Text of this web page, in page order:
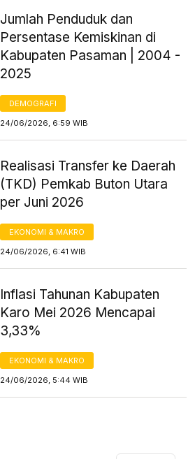
Jumlah Penduduk dan
Persentase Kemiskinan di
Kabupaten Pasaman | 2004 -
2025
DEMOGRAFI
24/06/2026, 6:59 WIB
Realisasi Transfer ke Daerah
(TKD) Pemkab Buton Utara
per Juni 2026
EKONOMI & MAKRO
24/06/2026, 6:41 WIB
Inflasi Tahunan Kabupaten
Karo Mei 2026 Mencapai
3,33%
EKONOMI & MAKRO
24/06/2026, 5:44 WIB